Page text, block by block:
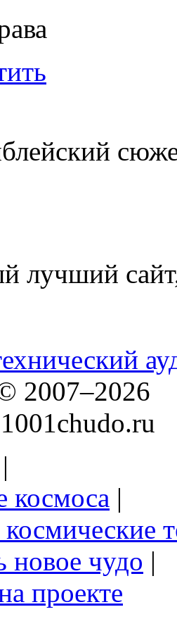
лучший
2007–2026
|
космоса |
новое чудо |
проекте